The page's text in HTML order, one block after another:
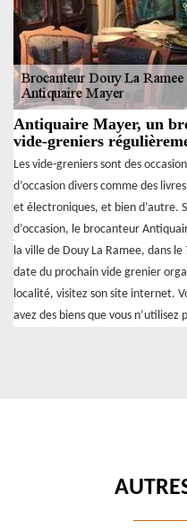
Antiquaire Mayer, un
vide-greniers
Les vide-greniers sont des
d’occasion divers comme des
et électroniques, et bien d’autre.
d’occasion, le brocanteur
la ville de Douy La Ramee, dans
date du prochain vide grenier
localité, visitez son site internet.
avez des biens que vous